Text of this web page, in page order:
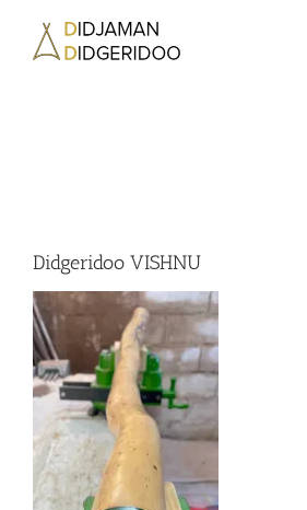
contenu
Didgeridoo VISHNU